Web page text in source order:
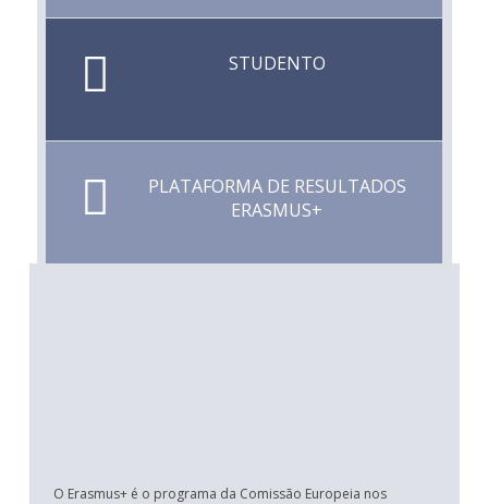
STUDENTO
PLATAFORMA DE RESULTADOS
ERASMUS+
O Erasmus+ é o programa da Comissão Europeia nos